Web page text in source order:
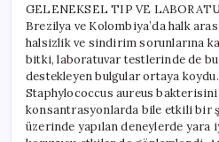
GELENEKSEL TIP VE
Brezilya ve Kolombiya’da halk
halsizlik ve sindirim sorunlarına
bitki, laboratuvar testlerinde de
destekleyen bulgular ortaya
Staphylococcus aureus
konsantrasyonlarda bile etkili bir
üzerinde yapılan deneylerde